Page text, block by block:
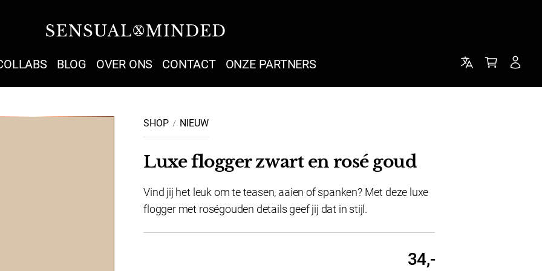
Sensual Minded
BLOG OVER ONS CONTACT ONZE PARTNERS
SHOP NIEUW
Luxe flogger zwart en rosé goud
Vind jij het leuk om te teasen, aaien of spanken? Met deze luxe
flogger met roségouden details geef jij dat in stijl.
34,-